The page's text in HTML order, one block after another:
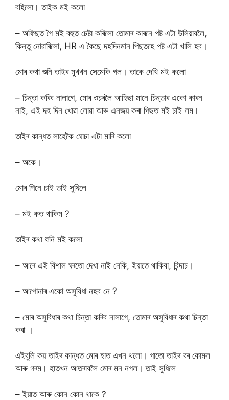
বহিলো। তাইক মই কলো
– অফিছত গৈ মই বহুত চেষ্টা কৰিলো তোমাৰ কাৰনে পষ্ট এটা উলিয়াবলৈ,
কিন্তু নোৱাৰিলো, HR এ কৈছে দহদিনমান পিছতহে পষ্ট এটা খালি হব।
মোৰ কথা শুনি তাইৰ মুখখন সেমেকি গল। তাকে দেখি মই কলো
– চিন্তা কৰিব নালাগে, মোৰ ওচৰলৈ আহিছা মানে চিন্তাৰ একো কাৰন
নাই, এই দহ দিন খোৱা লোৱা আৰু এনজয় কৰা পিছত মই চাই লম।
তাইৰ কান্ধত লাহেকৈ ঘোচা এটা মাৰি কলো
– অকে।
মোৰ পিনে চাই তাই সুধিলে
– মই কত থাকিম ?
তাইৰ কথা শুনি মই কলো
– আৰে এই বিশাল ঘৰতো দেখা নাই নেকি, ইয়াতে থাকিবা, বিন্দাচ।
– আপোনাৰ একো অসুবিধা নহব নে ?
– মোৰ অসুবিধাৰ কথা চিন্তা কৰিব নালাগে, তোমাৰ অসুবিধাৰ কথা চিন্তা
কৰা ।
এইবুলি কয় তাইৰ কান্ধত মোৰ হাত এখন থলো। গাতো তাইৰ বৰ কোমল
আৰু গৰম। হাতখন আতৰাবলৈ মোৰ মন নগল। তাই সুধিলে
– ইয়াত আৰু কোন কোন থাকে ?